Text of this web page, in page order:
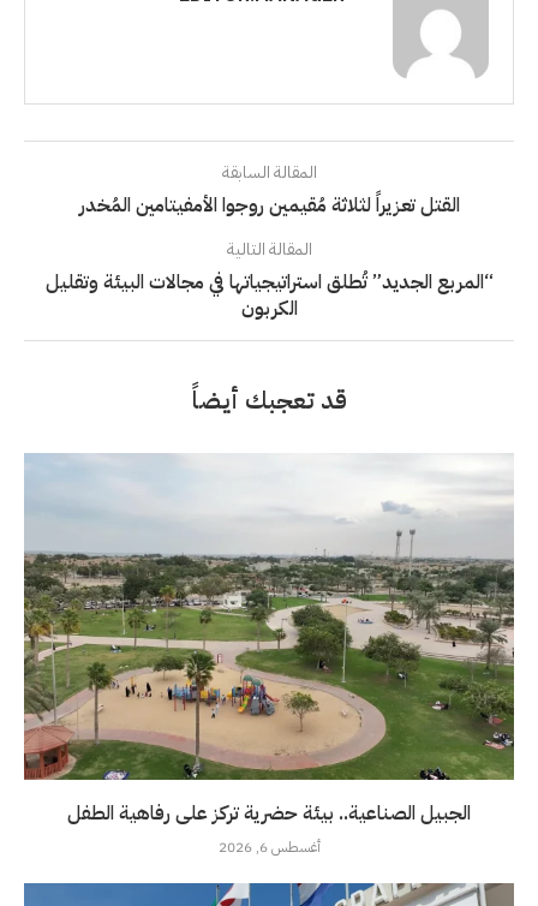
المقالة السابقة
القتل تعزيراً لثلاثة مُقيمين روجوا الأمفيتامين المُخدر
المقالة التالية
“المربع الجديد” تُطلق استراتيجياتها في مجالات البيئة وتقليل
الكربون
قد تعجبك أيضاً
الجبيل الصناعية.. بيئة حضرية تركز على رفاهية الطفل
أغسطس 6, 2026